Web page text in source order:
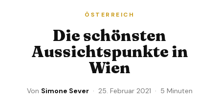
ÖSTERREICH
Die schönsten
Aussichtspunkte in
Wien
Von Simone Sever· 25. Februar 2021 · 5 Minuten